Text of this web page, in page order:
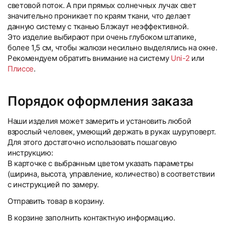
световой поток. А при прямых солнечных лучах свет
значительно проникает по краям ткани, что делает
данную систему с тканью Блэкаут неэффективной.
Это изделие выбирают при очень глубоком штапике,
более 1,5 см, чтобы жалюзи несильно выделялись на окне.
Рекомендуем обратить внимание на систему Uni-2 или
Плиссе.
Порядок оформления заказа
Наши изделия может замерить и установить любой
взрослый человек, умеющий держать в руках шуруповерт.
Для этого достаточно использовать пошаговую
инструкцию:
В карточке с выбранным цветом указать параметры
(ширина, высота, управление, количество) в соответствии
с инструкцией по замеру.
Отправить товар в корзину.
В корзине заполнить контактную информацию.